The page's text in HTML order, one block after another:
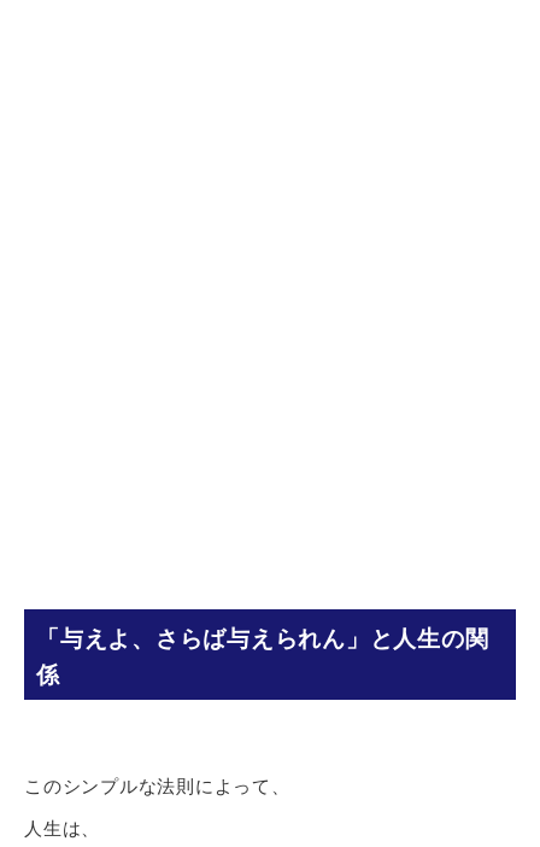
「与えよ、さらば与えられん」と人生の関
係
このシンプルな法則によって、
人生は、